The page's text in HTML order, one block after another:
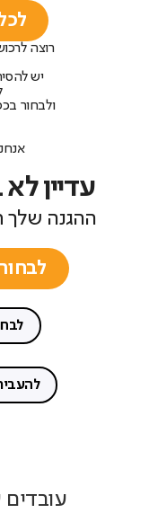
רוצה
יש
ולבחור
עדיין
ההגנה שלך